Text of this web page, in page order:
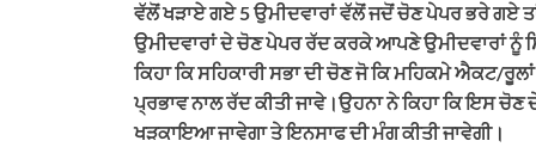
ਵੱਲੋਂ ਖੜਾਏ ਗਏ 5 ਉਮੀਦਵਾਰਾਂ ਵੱਲੋਂ ਜਦੋਂ ਚੋਣ ਪੇਪਰ ਭਰੇ ਗਏ
ਉਮੀਦਵਾਰਾਂ ਦੇ ਚੋਣ ਪੇਪਰ ਰੱਦ ਕਰਕੇ ਆਪਣੇ ਉਮੀਦਵਾਰਾਂ ਨੂੰ
ਕਿਹਾ ਕਿ ਸਹਿਕਾਰੀ ਸਭਾ ਦੀ ਚੋਣ ਜੋ ਕਿ ਮਹਿਕਮੇ ਐਕਟ/
ਪ੍ਰਭਾਵ ਨਾਲ ਰੱਦ ਕੀਤੀ ਜਾਵੇ।ਉਹਨਾ ਨੇ ਕਿਹਾ ਕਿ ਇਸ
ਖੜਕਾਇਆ ਜਾਵੇਗਾ ਤੇ ਇਨਸਾਫ ਦੀ ਮੰਗ ਕੀਤੀ ਜਾਵੇਗੀ।